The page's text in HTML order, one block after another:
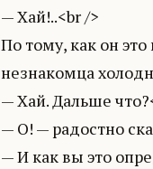
— Хай!..<br />
По тому, как он
незнакомца
— Хай. Дальше
— О! — радостно
— И как вы это